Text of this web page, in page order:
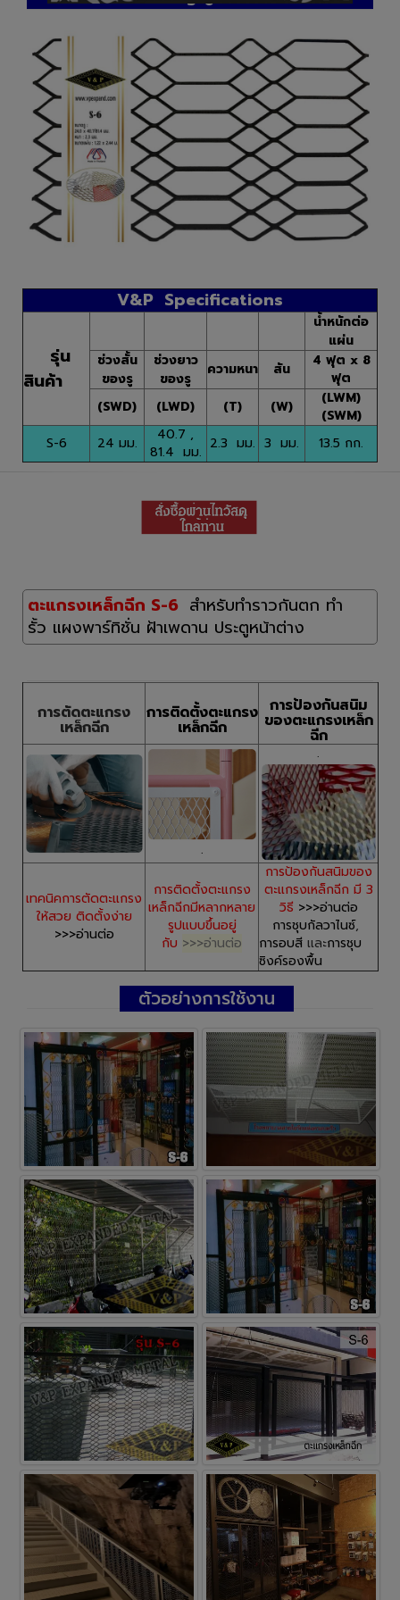
V&P Specifications
รุ่น
สินค้า
น้ำหนักต่อ
แผ่น
ช่วงสั้น
ของรู
ช่วงยาว
ของรู
ความหนา สัน
4 ฟุต x 8
ฟุต
(SWD)
(LWD) (T) (W)
(LWM)
(SWM)
S-6
24 มม.
40.7 ,
81.4 มม. 2.3 มม. 3 มม. 13.5 กก.
ตะแกรงเหล็กฉีก S-6 สำหรับทำราวกันตก ทำ
รั้ว แผงพาร์ทิชั่น ฝ้าเพดาน ประตูหน้าต่าง
การตัดตะแกรง
เหล็กฉีก
การติดตั้งตะแกรง
เหล็กฉีก
การป้องกันสนิม
ของตะแกรงเหล็ก
ฉีก
.
.
เทคนิคการตัดตะแกรง
ให้สวย ติดตั้งง่าย
>>>อ่านต่อ
การติดตั้งตะแกรง
เหล็กฉีกมีหลากหลาย
รูปแบบขึ้นอยู่
กับ >>>อ่านต่อ
การป้องกันสนิมของ
ตะแกรงเหล็กฉีก มี 3
วิธี >>>อ่านต่อ
การชุบกัลวาไนซ์,
การอบสี เเละการชุบ
ซิงค์รองพื้น
ตัวอย่างการใช้งาน